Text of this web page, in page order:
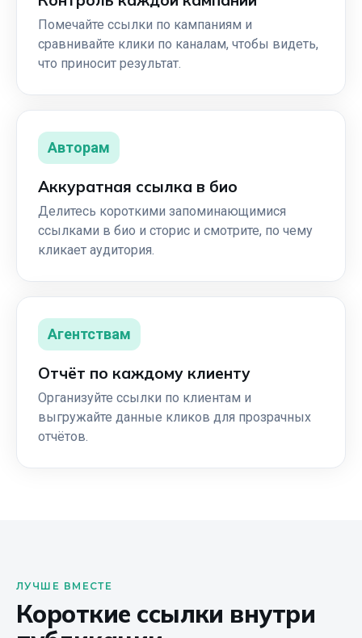
Помечайте ссылки по кампаниям и
сравнивайте клики по каналам, чтобы видеть,
что приносит результат.
Авторам
Аккуратная ссылка в био
Делитесь короткими запоминающимися
ссылками в био и сторис и смотрите, по чему
кликает аудитория.
Агентствам
Отчёт по каждому клиенту
Организуйте ссылки по клиентам и
выгружайте данные кликов для прозрачных
отчётов.
ЛУЧШЕ ВМЕСТЕ
Короткие ссылки внутри